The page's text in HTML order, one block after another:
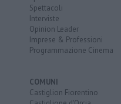
Spettacoli
Interviste
Opinion Leader
Imprese & Professioni
Programmazione Cinema
COMUNI
Castiglion Fiorentino